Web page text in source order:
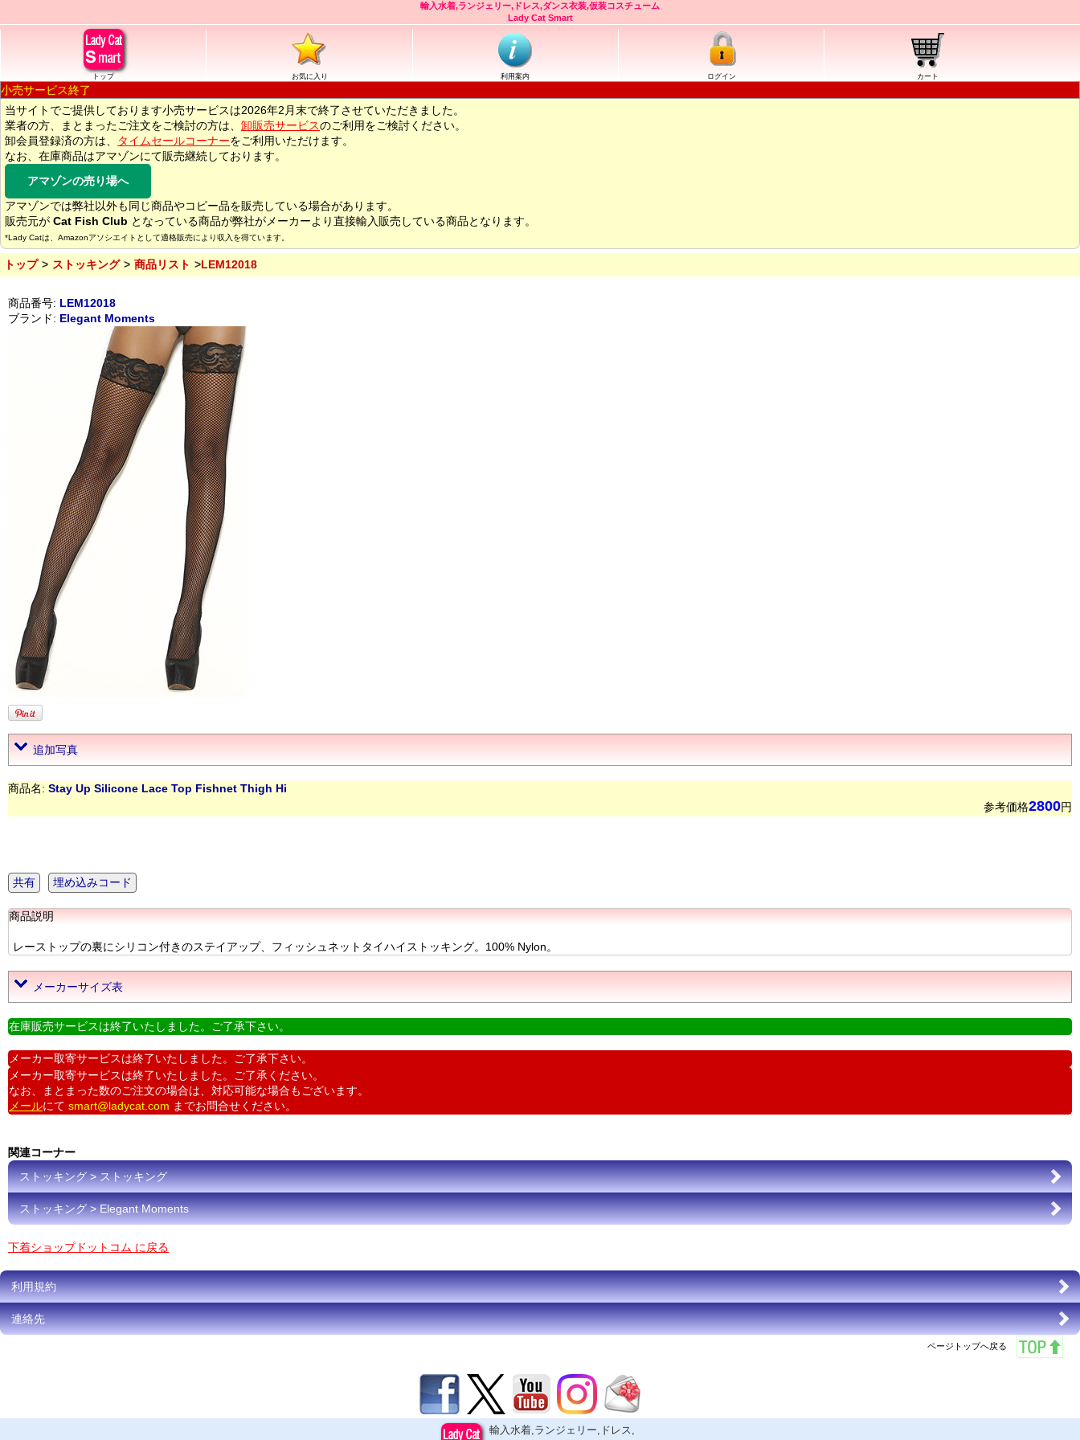
輸入水着,ランジェリー,ドレス,ダンス衣装,仮装コスチューム
Lady Cat Smart
トップ お気に入り 利用案内 ログイン カート
小売サービス終了
当サイトでご提供しております小売サービスは2026年2月末で終了させていただきました。
業者の方、まとまったご注文をご検討の方は、 卸販売サービスのご利用をご検討ください。
卸会員登録済の方は、
タイムセールコーナーをご利用いただけます。
なお、在庫商品はアマゾンにて販売継続しております。
アマゾンの売り場へ
アマゾンでは弊社以外も同じ商品やコピー品を販売している場合があります。
販売元が Cat Fish Club となっている商品が弊社がメーカーより直接輸入販売している商品となります。
*Lady Catは、Amazonアソシエイトとして適格販売により収入を得ています。
トップ ストッキング 商品リスト LEM12018
商品番号: LEM12018
ブランド: Elegant Moments
追加写真
商品名: Stay Up Silicone Lace Top Fishnet Thigh Hi
参考価格2800円
共有 埋め込みコード
商品説明
レーストップの裏にシリコン付きのステイアップ、フィッシュネットタイハイストッキング。100% Nylon。
メーカーサイズ表
在庫販売サービスは終了いたしました。ご了承下さい。
メーカー取寄サービスは終了いたしました。ご了承下さい。
メーカー取寄サービスは終了いたしました。ご了承ください。
なお、まとまった数のご注文の場合は、対応可能な場合もございます。
メールにて smart@ladycat.com までお問合せください。
関連コーナー
ストッキング > ストッキング
ストッキング > Elegant Moments
下着ショップドットコム に戻る
利用規約
連絡先
ページトップへ戻る
輸入水着,ランジェリー,ドレス,